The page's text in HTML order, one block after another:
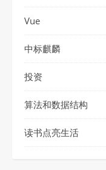
Vue
中标麒麟
投资
算法和数据结构
读书点亮生活